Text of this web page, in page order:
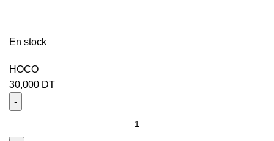
En stock
HOCO
30,000 DT